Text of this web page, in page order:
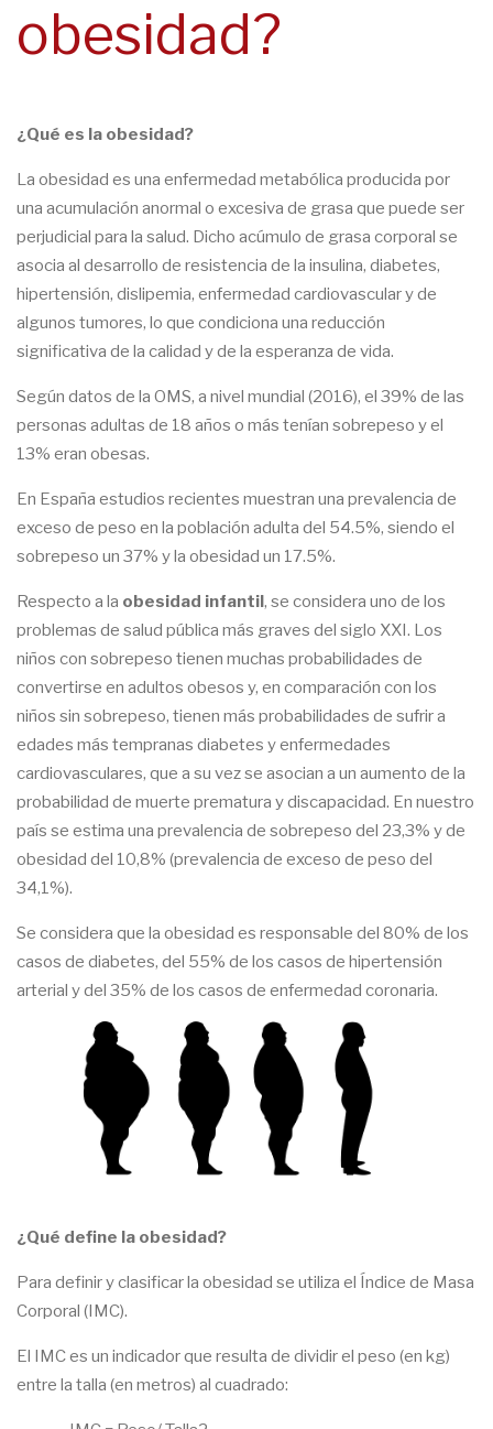
obesidad?
¿Qué es la obesidad?
La obesidad es una enfermedad metabólica producida por
una acumulación anormal o excesiva de grasa que puede ser
perjudicial para la salud. Dicho acúmulo de grasa corporal se
asocia al desarrollo de resistencia de la insulina, diabetes,
hipertensión, dislipemia, enfermedad cardiovascular y de
algunos tumores, lo que condiciona una reducción
significativa de la calidad y de la esperanza de vida.
Según datos de la OMS, a nivel mundial (2016), el 39% de las
personas adultas de 18 años o más tenían sobrepeso y el
13% eran obesas.
En España estudios recientes muestran una prevalencia de
exceso de peso en la población adulta del 54.5%, siendo el
sobrepeso un 37% y la obesidad un 17.5%.
Respecto a la obesidad infantil, se considera uno de los
problemas de salud pública más graves del siglo XXI. Los
niños con sobrepeso tienen muchas probabilidades de
convertirse en adultos obesos y, en comparación con los
niños sin sobrepeso, tienen más probabilidades de sufrir a
edades más tempranas diabetes y enfermedades
cardiovasculares, que a su vez se asocian a un aumento de la
probabilidad de muerte prematura y discapacidad. En nuestro
país se estima una prevalencia de sobrepeso del 23,3% y de
obesidad del 10,8% (prevalencia de exceso de peso del
34,1%).
Se considera que la obesidad es responsable del 80% de los
casos de diabetes, del 55% de los casos de hipertensión
arterial y del 35% de los casos de enfermedad coronaria.
¿Qué define la obesidad?
Para definir y clasificar la obesidad se utiliza el Índice de Masa
Corporal (IMC).
El IMC es un indicador que resulta de dividir el peso (en kg)
entre la talla (en metros) al cuadrado: